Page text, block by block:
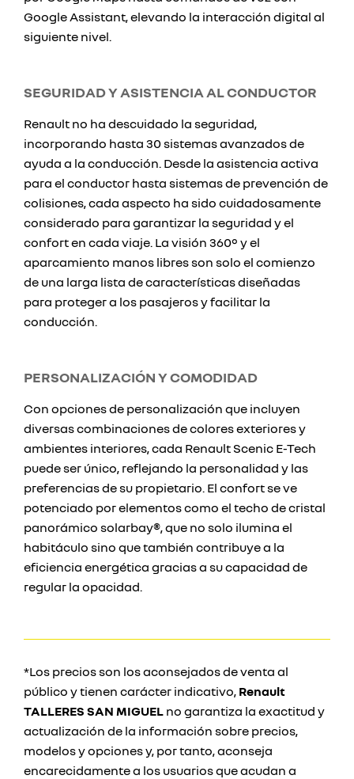
Google Assistant, elevando la interacción digital al
siguiente nivel.
SEGURIDAD Y ASISTENCIA AL CONDUCTOR
Renault no ha descuidado la seguridad,
incorporando hasta 30 sistemas avanzados de
ayuda a la conducción. Desde la asistencia activa
para el conductor hasta sistemas de prevención de
colisiones, cada aspecto ha sido cuidadosamente
considerado para garantizar la seguridad y el
confort en cada viaje. La visión 360° y el
aparcamiento manos libres son solo el comienzo
de una larga lista de características diseñadas
para proteger a los pasajeros y facilitar la
conducción.
PERSONALIZACIÓN Y COMODIDAD
Con opciones de personalización que incluyen
diversas combinaciones de colores exteriores y
ambientes interiores, cada Renault Scenic E-Tech
puede ser único, reflejando la personalidad y las
preferencias de su propietario. El confort se ve
potenciado por elementos como el techo de cristal
panorámico solarbay®, que no solo ilumina el
habitáculo sino que también contribuye a la
eficiencia energética gracias a su capacidad de
regular la opacidad.
*Los precios son los aconsejados de venta al
público y tienen carácter indicativo, Renault
TALLERES SAN MIGUEL no garantiza la exactitud y
actualización de la información sobre precios,
modelos y opciones y, por tanto, aconseja
encarecidamente a los usuarios que acudan a